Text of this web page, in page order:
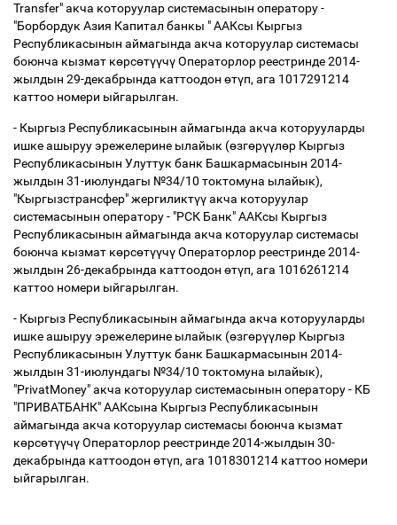
Transfer" акча которуулар системасынын оператору -
"Борбордук Азия Капитал банкы " ААКсы Кыргыз
Республикасынын аймагында акча которуулар системасы
боюнча кызмат көрсөтүүчүОператорлор реестринде 2014-
жылдын 29-декабрында каттоодон өтүп, ага 1017291214
каттоо номери ыйгарылган.
- Кыргыз Республикасынын аймагында акча которууларды
ишке ашыруу эрежелерине ылайык (өзгөрүүлөр Кыргыз
Республикасынын Улуттук банк Башкармасынын 2014-
жылдын 31-июлундагы №34/10 токтомуна ылайык),
"Кыргызстрансфер" жергиликтүүакча которуулар
системасынын оператору - "РСК Банк" ААКсы Кыргыз
Республикасынын аймагында акча которуулар системасы
боюнча кызмат көрсөтүүчүОператорлор реестринде 2014-
жылдын 26-декабрында каттоодон өтүп, ага 1016261214
каттоо номери ыйгарылган.
- Кыргыз Республикасынын аймагында акча которууларды
ишке ашыруу эрежелерине ылайык (өзгөрүүлөр Кыргыз
Республикасынын Улуттук банк Башкармасынын 2014-
жылдын 31-июлундагы №34/10 токтомуна ылайык),
"PrivatMoney" акча которуулар системасынын оператору - КБ
"ПРИВАТБАНК" ААКсына Кыргыз Республикасынын
аймагында акча которуулар системасы боюнча кызмат
көрсөтүүчүОператорлор реестринде 2014-жылдын 30-
декабрында каттоодон өтүп, ага 1018301214 каттоо номери
ыйгарылган.